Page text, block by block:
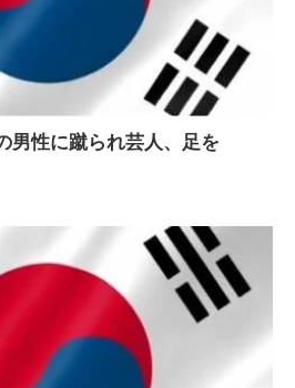
男性に蹴られ芸人、足を